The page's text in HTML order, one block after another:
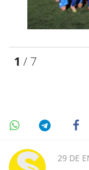
1 / 7
29 DE